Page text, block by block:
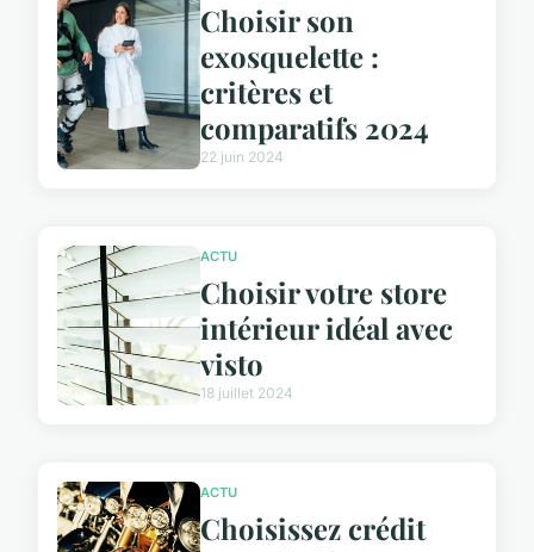
Choisir son
exosquelette :
critères et
comparatifs 2024
22 juin 2024
ACTU
Choisir votre store
intérieur idéal avec
visto
18 juillet 2024
ACTU
Choisissez crédit